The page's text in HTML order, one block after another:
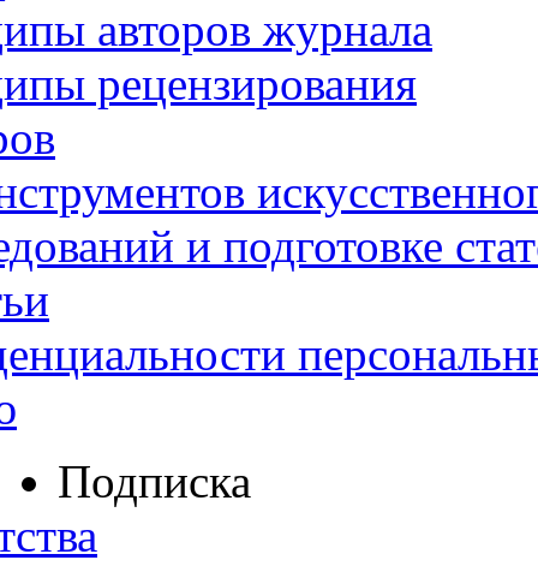
авторов журнала
рецензирования
и подготовке
Подписка